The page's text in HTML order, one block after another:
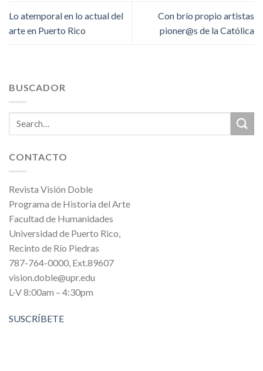
Lo atemporal en lo actual del
arte en Puerto Rico
Con brío propio artistas
pioner@s de la Católica
BUSCADOR
CONTACTO
Revista Visión Doble
Programa de Historia del Arte
Facultad de Humanidades
Universidad de Puerto Rico,
Recinto de Río Piedras
787-764-0000, Ext.89607
vision.doble@upr.edu
L-V 8:00am – 4:30pm
SUSCRÍBETE